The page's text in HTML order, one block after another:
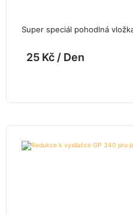
Super speciál pohodlná
25 Kč / Den